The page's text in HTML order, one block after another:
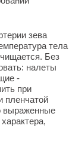
зева
тела
Без
налеты
-
при
пленчатой
выраженные